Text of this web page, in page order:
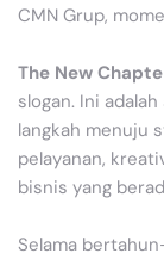
CMN Grup,
The New
slogan. Ini
langkah menuju
pelayanan,
bisnis yang
Selama